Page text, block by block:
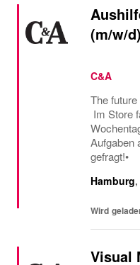
(m/w/
C&A
The
Im Store
Aufgaben
gefragt!•
Größe
Hamburg,
Wird
Visual